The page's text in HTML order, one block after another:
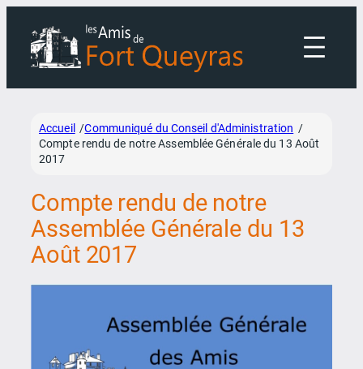
contenu
Accueil /Communiqué du Conseil d'Administration /
Compte rendu de notre Assemblée Générale du 13 Août
2017
Compte rendu de notre
Assemblée Générale du 13
Août 2017